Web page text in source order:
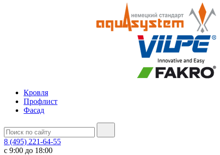
Кровля
Профлист
Фасад
8 (495) 221-64-55
с 9:00 до 18:00